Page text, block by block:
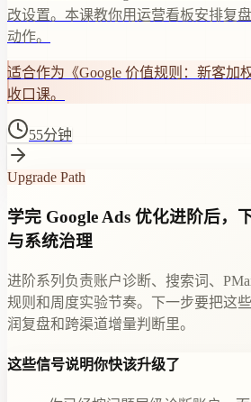
改设置。本课教你用运营看板安排复
动作。
适合作为《Google 价值规则：新客加
收口课。
55分钟
Upgrade Path
学完 Google Ads 优化进阶后，
与系统治理
进阶系列负责账户诊断、搜索词、
规则和周度实验节奏。下一步要把这
润复盘和跨渠道增量判断里。
这些信号说明你快该升级了